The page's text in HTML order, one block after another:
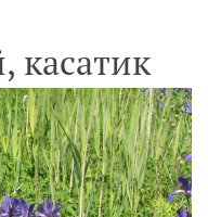
касатик